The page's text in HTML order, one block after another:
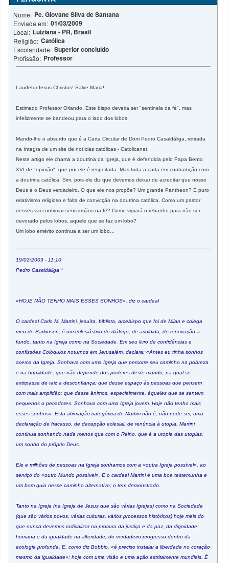
Nome: Pe. Giovane Silva de Santana
Enviada em: 01/03/2009
Local: Luiziana - PR, Brasil
Religião: Católica
Escolaridade: Superior concluído
Profissão: Professor
Laudetur Iesus Christus! Salve Maria!
Estimado Professor Orlando. Este bispo deveria ser "sentinela da fé", mas
infelizmente se bandeou para o lado dos lobos.
Mando-lhe o absurdo que é a Carta Circular de Dom Pedro Casaldáliga, retirada
na íntegra de um site de notícias católicas - Catolicanet.
Neste artigo ele chama a doutrina da Igreja, que é defendida pelo Papa Bento
XVI de "opinião", que por ele é respeitada. Mas toda a carta em contradição com
a doutrina católica. Sim, pois ele diz que devemos deixar de acreditar que nosso
Deus é o Deus verdadeiro. O que ele nos propõe? Um grande Pantheon? É puro
relativismo religioso e falta de convicção na doutrina católica. Como um pastor
desses vai confirmar seus irmãos na fé? Como vigiará o rebanho para não ser
devorado pelos lobos, aquele que se faz um lobo?
Um lobo emérito continua a ser um lobo...
19/02/2009 - 11:10
Pedro Casaldáliga *
«HOJE NÃO TENHO MAIS ESSES SONHOS», diz o cardeal
O cardeal Carlo M. Martini, jesuíta, biblista, arcebispo que foi de Milan e colega
meu de Parkinson, é um eclesiástico de diálogo, de acolhida, de renovação a
fundo, tanto na Igreja como na Sociedade. Em seu livro de confidências e
confissões Colóquios noturnos em Jerusalém, declara: «Antes eu tinha sonhos
acerca da Igreja. Sonhava com uma Igreja que percorre seu caminho na pobreza
e na humildade, que não depende dos poderes deste mundo; na qual se
extirpasse de raiz a desconfiança; que desse espaço às pessoas que pensem
com mais amplidão; que desse ânimos, especialmente, àqueles que se sentem
pequenos o pecadores. Sonhava com uma Igreja jovem. Hoje não tenho mais
esses sonhos». Esta afirmação categórica de Martini não é, não pode ser, uma
declaração de fracasso, de decepção eclesial, de renúncia à utopia. Martini
continua sonhando nada menos que com o Reino, que é a utopia das utopias,
um sonho do próprio Deus.
Ele e milhões de pessoas na Igreja sonhamos com a «outra Igreja possível», ao
serviço do «outro Mundo possível». E o cardeal Martini é uma boa testemunha e
um bom guia nesse caminho alternativo; o tem demonstrado.
Tanto na Igreja (na Igreja de Jesus que são várias Igrejas) como na Sociedade
(que são vários povos, várias culturas, vários processos históricos) hoje mais do
que nunca devemos radicalizar na procura da justiça e da paz, da dignidade
humana e da igualdade na alteridade, do verdadeiro progresso dentro da
ecologia profunda. E, como diz Bobbio, «é preciso instalar a liberdade no coração
mesmo da igualdade»; hoje com uma visão e uma ação estritamente mundiais. É